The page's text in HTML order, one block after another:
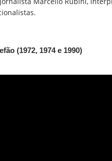
(1972, 1974 e 1990)